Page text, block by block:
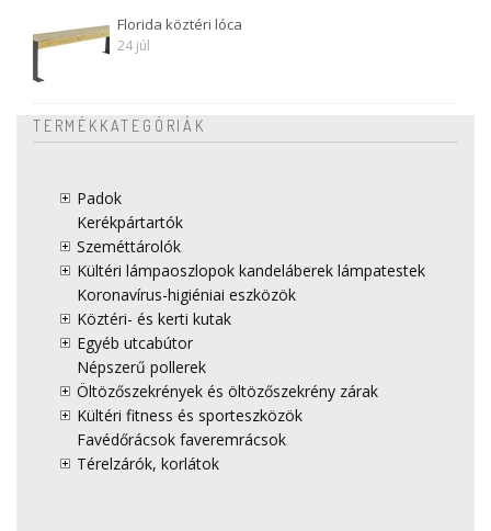
Florida köztéri lóca
24 júl
TERMÉKKATEGÓRIÁK
Padok
Kerékpártartók
Szeméttárolók
Kültéri lámpaoszlopok kandeláberek lámpatestek
Koronavírus-higiéniai eszközök
Köztéri- és kerti kutak
Egyéb utcabútor
Népszerű pollerek
Öltözőszekrények és öltözőszekrény zárak
Kültéri fitness és sporteszközök
Favédőrácsok faveremrácsok
Térelzárók, korlátok